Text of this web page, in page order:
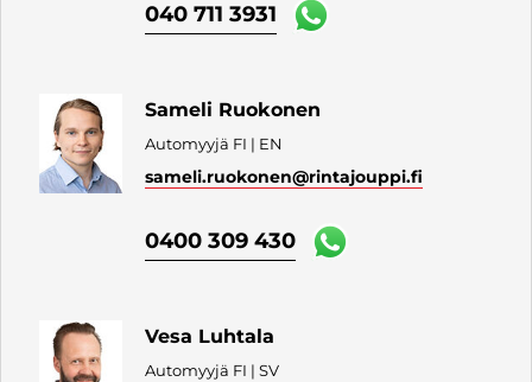
040 711 3931
Sameli Ruokonen
Automyyjä FI | EN
sameli.ruokonen@rintajouppi.fi
0400 309 430
Vesa Luhtala
Automyyjä FI | SV